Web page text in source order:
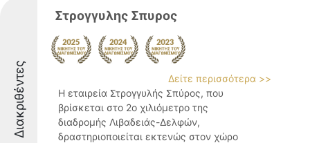
Διακριθέντες
Στρογγυλης Σπυρος
Δείτε περισσότερα >>
Η εταιρεία Στρογγυλής Σπύρος, που
βρίσκεται στο 2ο χιλιόμετρο της
διαδρομής Λιβαδειάς-Δελφών,
δραστηριοποιείται εκτενώς στον χώρο